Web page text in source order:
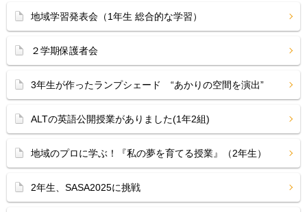
地域学習発表会（1年生 総合的な学習）
２学期保護者会
3年生が作ったランプシェード “あかりの空間を演出”
ALTの英語公開授業がありました(1年2組)
地域のプロに学ぶ！『私の夢を育てる授業』（2年生）
2年生、SASA2025に挑戦